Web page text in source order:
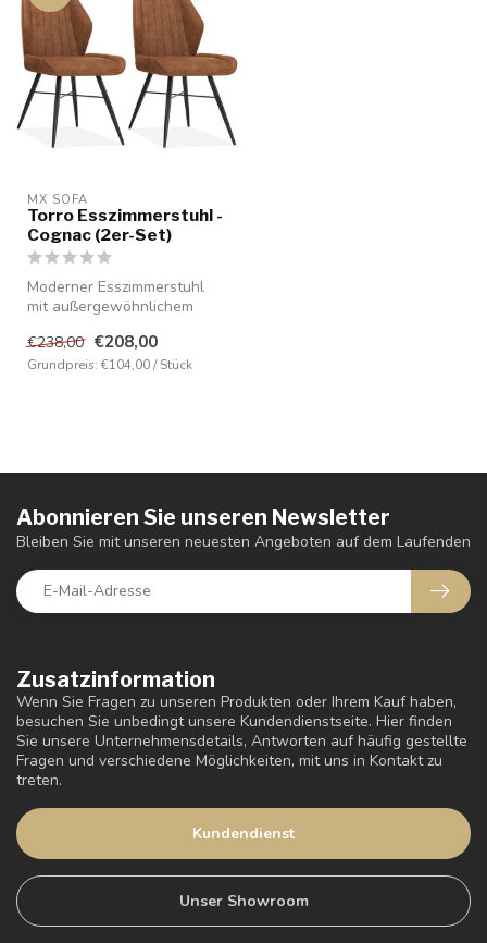
MX SOFA
Torro Esszimmerstuhl -
Cognac (2er-Set)
Moderner Esszimmerstuhl
mit außergewöhnlichem
Luxor-Mik...
€238,00 €208,00
Grundpreis: €104,00 / Stück
Zusatzinformation
Wenn Sie Fragen zu unseren Produkten oder Ihrem Kauf haben,
besuchen Sie unbedingt unsere Kundendienstseite. Hier finden
Sie unsere Unternehmensdetails, Antworten auf häufig gestellte
Fragen und verschiedene Möglichkeiten, mit uns in Kontakt zu
treten.
Kundendienst
Unser Showroom
Abonnieren Sie unseren Newsletter
Bleiben Sie mit unseren neuesten Angeboten auf dem Laufenden